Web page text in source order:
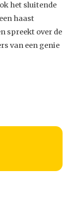
het sluitende
haast
spreekt over de
van een genie